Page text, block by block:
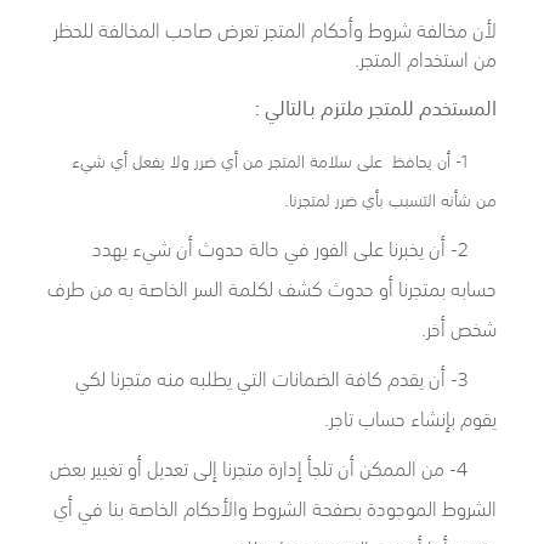
لأن مخالفة شروط وأحكام المتجر تعرض صاحب المخالفة للحظر
من استخدام المتجر.
المستخدم للمتجر ملتزم بـالتالي :
1- أن يحافظ على سلامة المتجر من أي ضرر ولا يفعل أي شيء
من شأنه التسبب بأي ضرر لمتجرنا.
2- أن يخبرنا على الفور في حالة حدوث أن شيء يهدد
حسابه بمتجرنا أو حدوث كشف لكلمة السر الخاصة به من طرف
شخص أخر.
3- أن يقدم كافة الضمانات التي يطلبه منه متجرنا لكي
يقوم بإنشاء حساب تاجر.
4- من الممكن أن تلجأ إدارة متجرنا إلى تعديل أو تغيير بعض
الشروط الموجودة بصفحة الشروط والأحكام الخاصة بنا في أي